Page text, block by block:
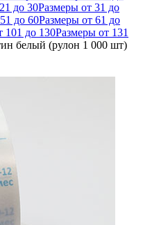
до 30Размеры от 31 до
до 60Размеры от 61 до
101 до 130Размеры от 131
белый (рулон 1 000 шт)